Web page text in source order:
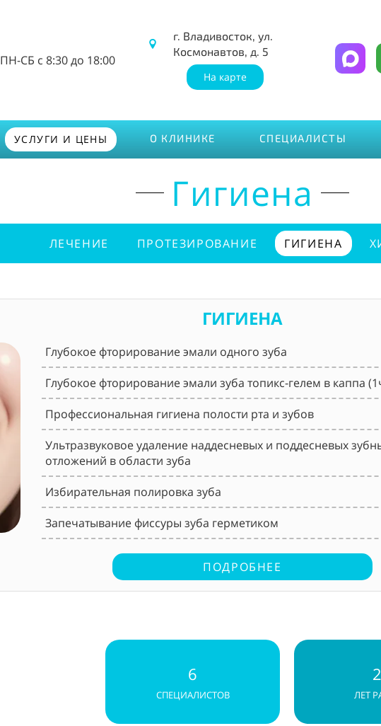
ПН-СБ с 8:30 до 18:00
г. Владивосток, ул.
Космонавтов, д. 5
На карте
УСЛУГИ И ЦЕНЫ О КЛИНИКЕ СПЕЦИАЛИСТЫ
Гигиена
ЛЕЧЕНИЕ ПРОТЕЗИРОВАНИЕ ГИГИЕНА
ГИГИЕНА
Глубокое фторирование эмали одного зуба
Глубокое фторирование эмали зуба топикс-гелем в каппа
Профессиональная гигиена полости рта и зубов
Ультразвуковое удаление наддесневых и поддесневых
отложений в области зуба
Избирательная полировка зуба
Запечатывание фиссуры зуба герметиком
ПОДРОБНЕЕ
6
СПЕЦИАЛИСТОВ ЛЕТ